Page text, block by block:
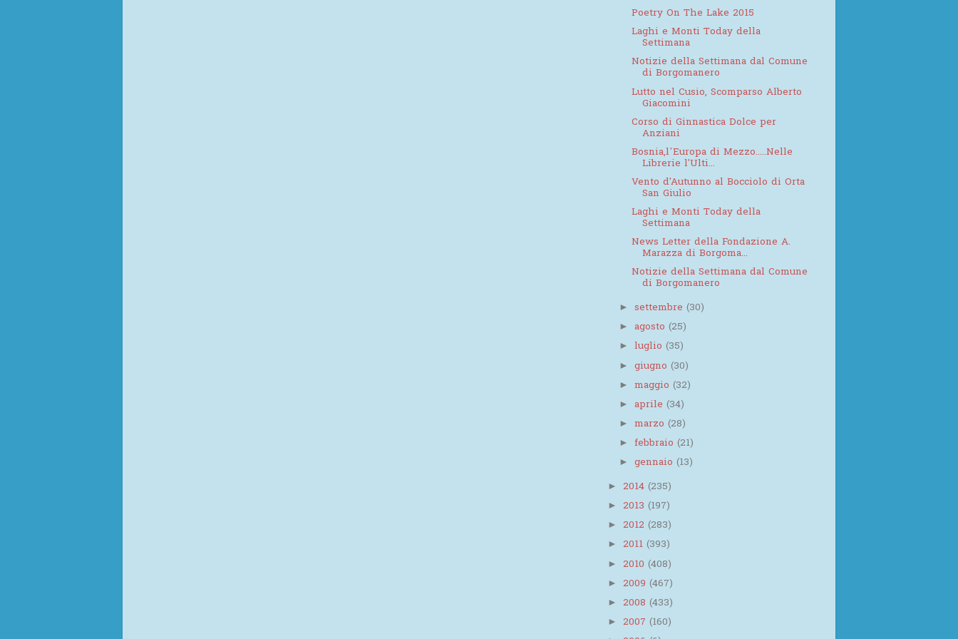
Poetry On The Lake 2015
Laghi e Monti Today della
Settimana
Notizie della Settimana dal Comune
di Borgomanero
Lutto nel Cusio, Scomparso Alberto
Giacomini
Corso di Ginnastica Dolce per
Anziani
Bosnia,l’Europa di Mezzo.....Nelle
Librerie l'Ulti...
Vento d'Autunno al Bocciolo di Orta
San Giulio
Laghi e Monti Today della
Settimana
News Letter della Fondazione A.
Marazza di Borgoma...
Notizie della Settimana dal Comune
di Borgomanero
►settembre(30)
►agosto(25)
►luglio(35)
►giugno(30)
►maggio(32)
►aprile(34)
►marzo(28)
►febbraio(21)
►gennaio(13)
► 2014 (235)
► 2013 (197)
► 2012 (283)
► 2011 (393)
► 2010 (408)
► 2009 (467)
► 2008 (433)
► 2007 (160)